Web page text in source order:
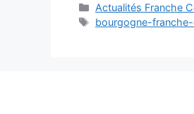
Catégories
Actualités Franche
Étiquettes
bourgogne-